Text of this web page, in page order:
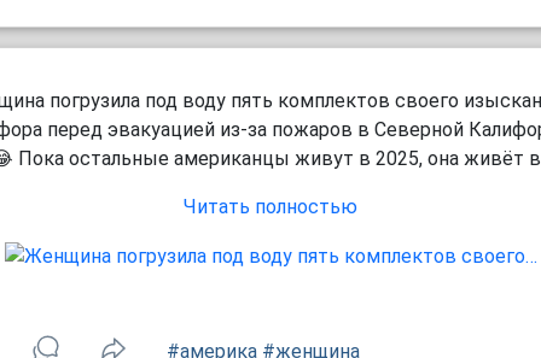
погрузила под воду пять комплектов своего
перед эвакуацией из-за пожаров в Северной
Пока остальные американцы живут в 2025, она живёт
Читать полностью
#америка #женщина